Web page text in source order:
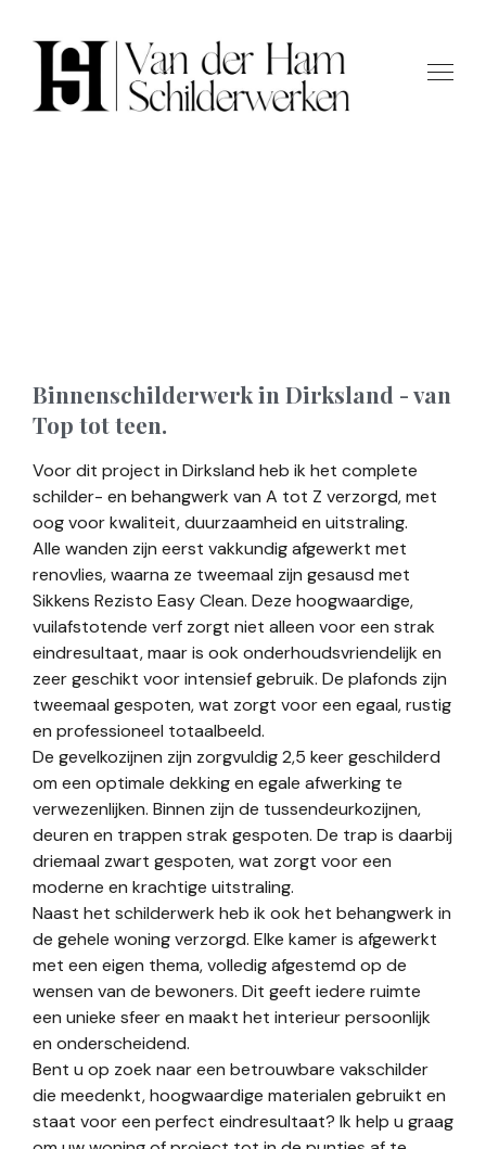
Binnenschilderwerk in Dirksland - van
Top tot teen.
Voor dit project in Dirksland heb ik het complete
schilder- en behangwerk van A tot Z verzorgd, met
oog voor kwaliteit, duurzaamheid en uitstraling.
Alle wanden zijn eerst vakkundig afgewerkt met
renovlies, waarna ze tweemaal zijn gesausd met
Sikkens Rezisto Easy Clean. Deze hoogwaardige,
vuilafstotende verf zorgt niet alleen voor een strak
eindresultaat, maar is ook onderhoudsvriendelijk en
zeer geschikt voor intensief gebruik. De plafonds zijn
tweemaal gespoten, wat zorgt voor een egaal, rustig
en professioneel totaalbeeld.
De gevelkozijnen zijn zorgvuldig 2,5 keer geschilderd
om een optimale dekking en egale afwerking te
verwezenlijken. Binnen zijn de tussendeurkozijnen,
deuren en trappen strak gespoten. De trap is daarbij
driemaal zwart gespoten, wat zorgt voor een
moderne en krachtige uitstraling.
Naast het schilderwerk heb ik ook het behangwerk in
de gehele woning verzorgd. Elke kamer is afgewerkt
met een eigen thema, volledig afgestemd op de
wensen van de bewoners. Dit geeft iedere ruimte
een unieke sfeer en maakt het interieur persoonlijk
en onderscheidend.
Bent u op zoek naar een betrouwbare vakschilder
die meedenkt, hoogwaardige materialen gebruikt en
staat voor een perfect eindresultaat? Ik help u graag